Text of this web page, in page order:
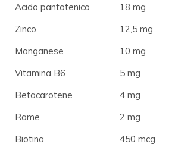
Acido pantotenico
18 mg
Zinco
12,5 mg
Manganese
10 mg
Vitamina B6
5 mg
Betacarotene
4 mg
Rame
2 mg
Biotina
450 mcg